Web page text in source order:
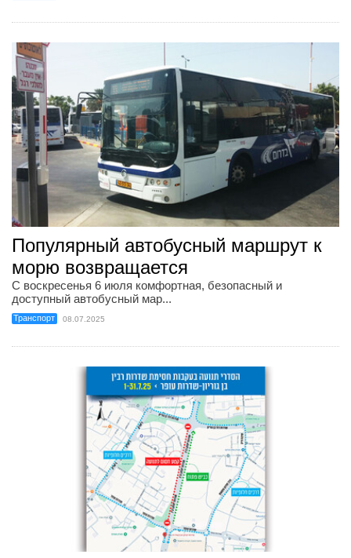
Популярный автобусный маршрут к
морю возвращается
С воскресенья 6 июля комфортная, безопасный и
доступный автобусный мар...
Транспорт 08.07.2025